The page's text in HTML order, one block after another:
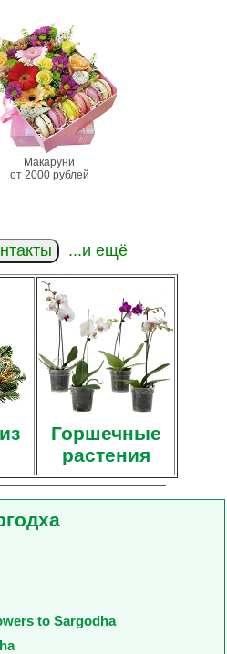
Макаруни
от 2000 рублей
...и ещё
Горшечные
растения
to Sargodha